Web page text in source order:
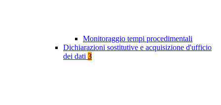
Monitoraggio tempi procedimentali
Dichiarazioni sostitutive e acquisizione d'ufficio
dei dati 3